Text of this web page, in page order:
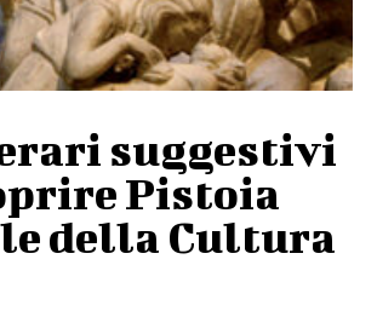
suggestivi
Pistoia
della Cultura